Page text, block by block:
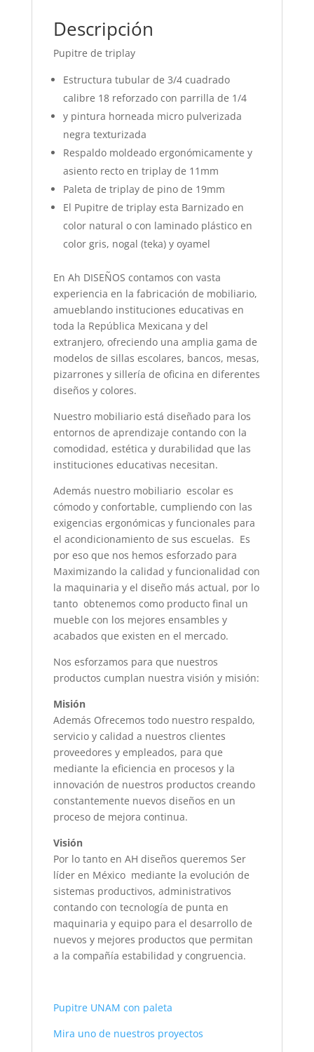
Descripción
Pupitre de triplay
Estructura tubular de 3/4 cuadrado
calibre 18 reforzado con parrilla de 1/4
y pintura horneada micro pulverizada
negra texturizada
Respaldo moldeado ergonómicamente y
asiento recto en triplay de 11mm
Paleta de triplay de pino de 19mm
El Pupitre de triplay esta Barnizado en
color natural o con laminado plástico en
color gris, nogal (teka) y oyamel
En Ah DISEÑOS contamos con vasta
experiencia en la fabricación de mobiliario,
amueblando instituciones educativas en
toda la República Mexicana y del
extranjero, ofreciendo una amplia gama de
modelos de sillas escolares, bancos, mesas,
pizarrones y sillería de oficina en diferentes
diseños y colores.
Nuestro mobiliario está diseñado para los
entornos de aprendizaje contando con la
comodidad, estética y durabilidad que las
instituciones educativas necesitan.
Además nuestro mobiliario escolar es
cómodo y confortable, cumpliendo con las
exigencias ergonómicas y funcionales para
el acondicionamiento de sus escuelas. Es
por eso que nos hemos esforzado para
Maximizando la calidad y funcionalidad con
la maquinaria y el diseño más actual, por lo
tanto obtenemos como producto final un
mueble con los mejores ensambles y
acabados que existen en el mercado.
Nos esforzamos para que nuestros
productos cumplan nuestra visión y misión:
Misión
Además Ofrecemos todo nuestro respaldo,
servicio y calidad a nuestros clientes
proveedores y empleados, para que
mediante la eficiencia en procesos y la
innovación de nuestros productos creando
constantemente nuevos diseños en un
proceso de mejora continua.
Visión
Por lo tanto en AH diseños queremos Ser
líder en México mediante la evolución de
sistemas productivos, administrativos
contando con tecnología de punta en
maquinaria y equipo para el desarrollo de
nuevos y mejores productos que permitan
a la compañía estabilidad y congruencia.
Pupitre UNAM con paleta
Mira uno de nuestros proyectos